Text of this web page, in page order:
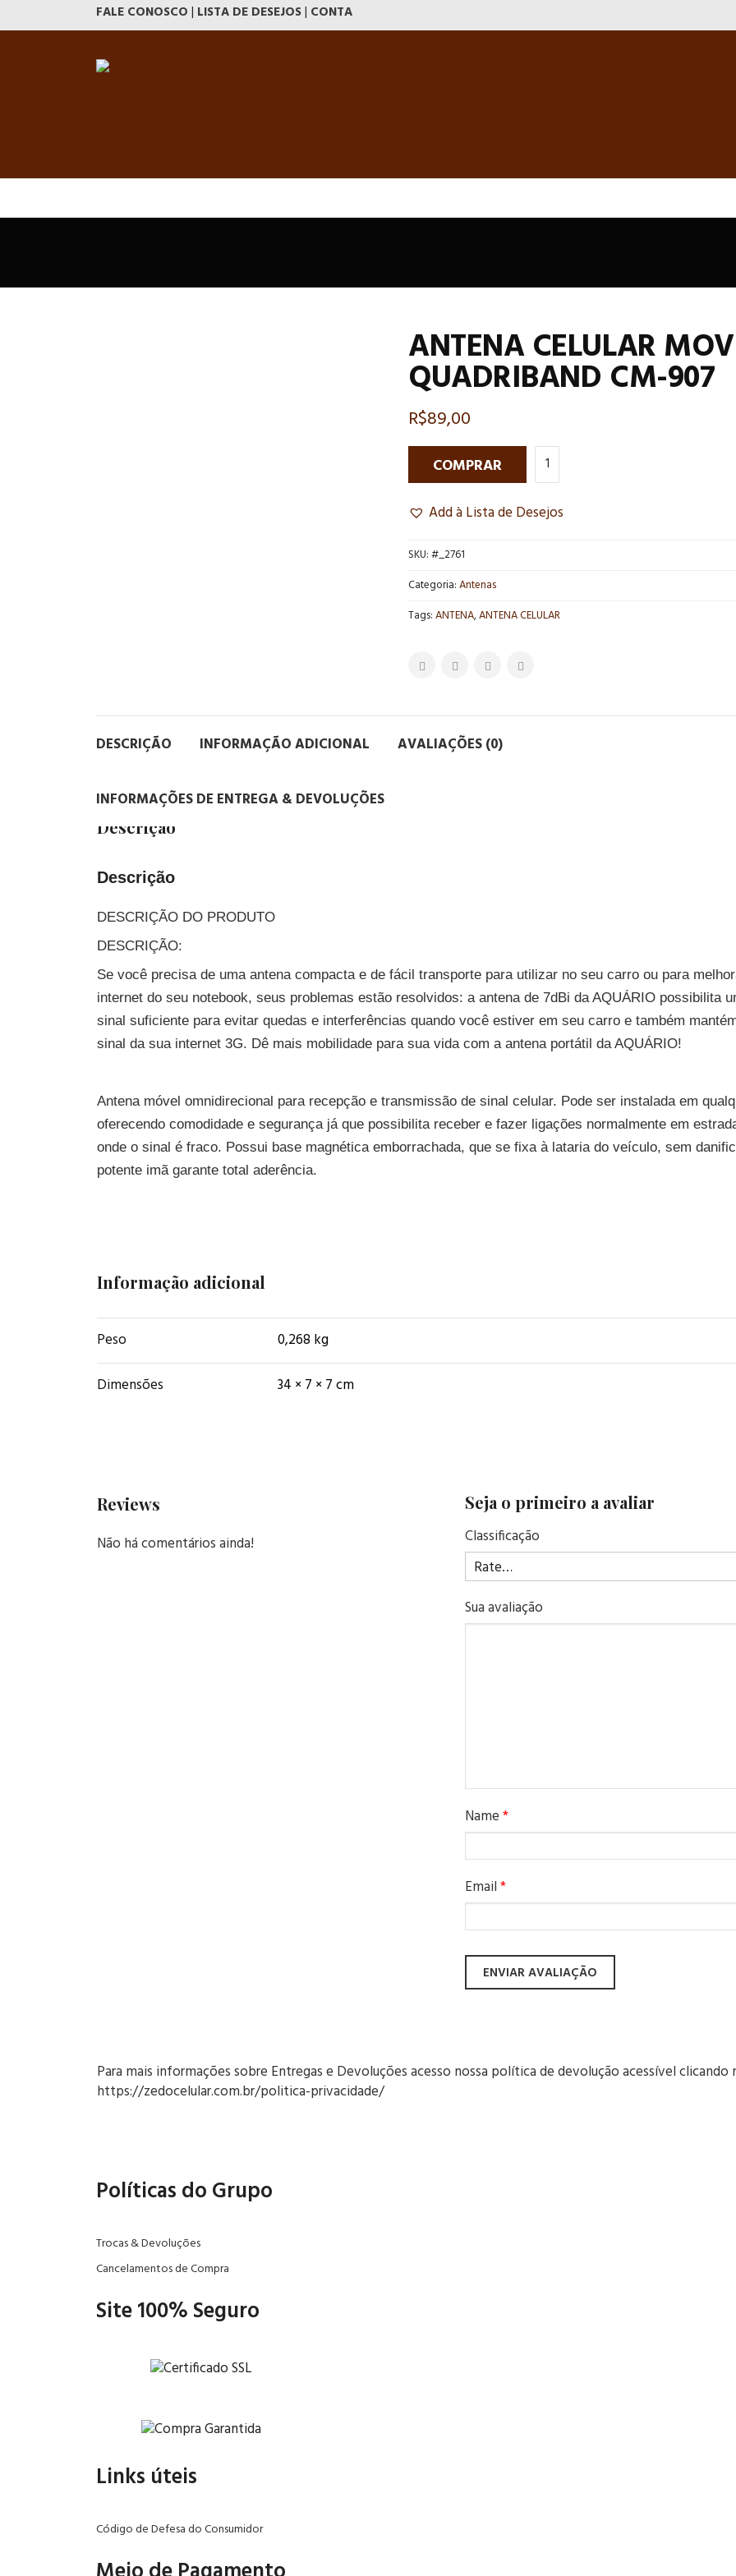
FALE CONOSCO | LISTA DE DESEJOS| CONTA
ANTENA CELULAR
QUADRIBAND CM-907
R$89,00
COMPRAR
Add à Lista de Desejos
SKU:#_2761
Categoria:Antenas
Tags:ANTENA,ANTENA CELULAR
DESCRIÇÃO INFORMAÇÃO ADICIONAL AVALIAÇÕES (0)
INFORMAÇÕES DE ENTREGA & DEVOLUÇÕES
Descrição
Descrição
DESCRIÇÃO DO PRODUTO
DESCRIÇÃO:
Se você precisa de uma antena compacta e de fácil transporte para utilizar no seu carro ou para
internet do seu notebook, seus problemas estão resolvidos: a antena de 7dBi da AQUÁRIO possibilita
sinal suficiente para evitar quedas e interferências quando você estiver em seu carro e também
sinal da sua internet 3G. Dê mais mobilidade para sua vida com a antena portátil da AQUÁRIO!
Antena móvel omnidirecional para recepção e transmissão de sinal celular. Pode ser instalada em
oferecendo comodidade e segurança já que possibilita receber e fazer ligações normalmente em
onde o sinal é fraco. Possui base magnética emborrachada, que se fixa à lataria do veículo, sem
potente imã garante total aderência.
Informação adicional
Peso 0,268 kg
Dimensões 34 × 7 × 7 cm
Reviews
Não há comentários ainda!
Seja o primeiro a avaliar
Classificação
Sua avaliação
Name*
Email*
Para mais informações sobre Entregas e Devoluções acesso nossa política de devolução acessível clicando
https://zedocelular.com.br/politica-privacidade/
Políticas do Grupo
Trocas & Devoluções
Cancelamentos de Compra
Site 100% Seguro
Links úteis
Código de Defesa do Consumidor